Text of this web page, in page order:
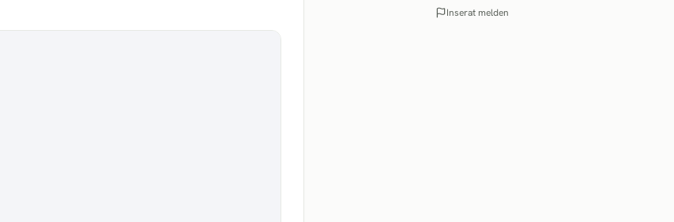
Inserat melden